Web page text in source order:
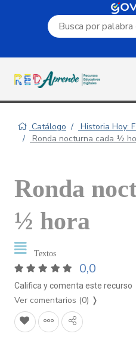
Campo de
Catálogo
Historia Hoy:
Ronda nocturna cada ½
Ronda
½ hora
Textos
0,0
Califica y comenta este recurso
Ver comentarios (0) ❭